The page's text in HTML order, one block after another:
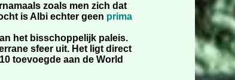
zoals men zich dat
is Albi echter geen prima
het bisschoppelijk paleis.
sfeer uit. Het ligt direct
toevoegde aan de World